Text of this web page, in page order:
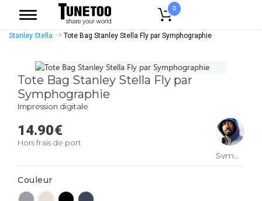
0
Accessoires Casquettes Tote Bags
Stanley Stella
Tote Bag Stanley Stella Fly par Symphographie
Tote Bag Stanley Stella Fly par
Symphographie
Impression digitale
14.90€
Hors frais de port
Symphographie
Couleur